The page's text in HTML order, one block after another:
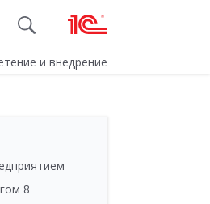
и внедрение
8